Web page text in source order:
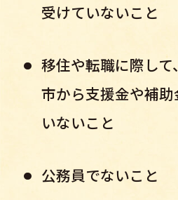
受けていないこと
移住や転職に際し
市から支援金や補
いないこと
公務員でないこと